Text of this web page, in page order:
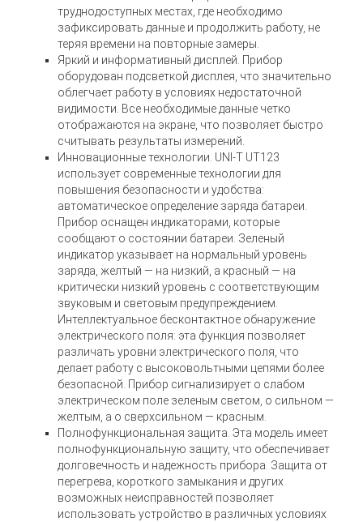
труднодоступных местах, где необходимо
зафиксировать данные и продолжить работу, не
теряя времени на повторные замеры.
Яркий и информативный дисплей. Прибор
оборудован подсветкой дисплея, что значительно
облегчает работу в условиях недостаточной
видимости. Все необходимые данные четко
отображаются на экране, что позволяет быстро
считывать результаты измерений.
Инновационные технологии. UNI-T UT123
использует современные технологии для
повышения безопасности и удобства:
автоматическое определение заряда батареи.
Прибор оснащен индикаторами, которые
сообщают о состоянии батареи. Зеленый
индикатор указывает на нормальный уровень
заряда, желтый — на низкий, а красный — на
критически низкий уровень с соответствующим
звуковым и световым предупреждением.
Интеллектуальное бесконтактное обнаружение
электрического поля: эта функция позволяет
различать уровни электрического поля, что
делает работу с высоковольтными цепями более
безопасной. Прибор сигнализирует о слабом
электрическом поле зеленым светом, о сильном —
желтым, а о сверхсильном — красным.
Полнофункциональная защита. Эта модель имеет
полнофункциональную защиту, что обеспечивает
долговечность и надежность прибора. Защита от
перегрева, короткого замыкания и других
возможных неисправностей позволяет
использовать устройство в различных условиях